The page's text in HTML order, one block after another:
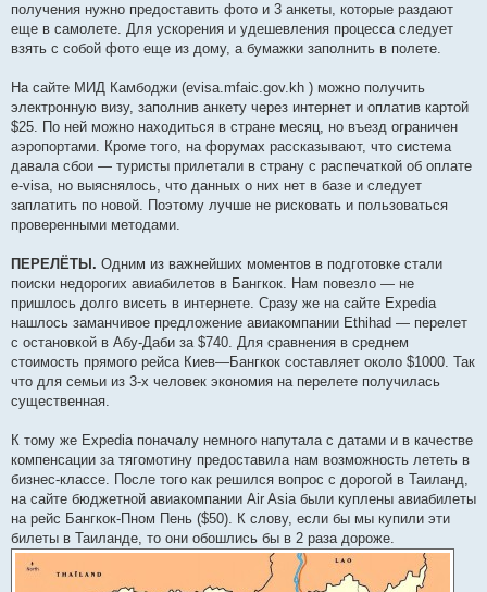
получения нужно предоставить фото и 3 анкеты, которые раздают
еще в самолете. Для ускорения и удешевления процесса следует
взять с собой фото еще из дому, а бумажки заполнить в полете.
На сайте МИД Камбоджи (evisa.mfaic.gov.kh ) можно получить
электронную визу, заполнив анкету через интернет и оплатив картой
$25. По ней можно находиться в стране месяц, но въезд ограничен
аэропортами. Кроме того, на форумах рассказывают, что система
давала сбои — туристы прилетали в страну с распечаткой об оплате
e-visa, но выяснялось, что данных о них нет в базе и следует
заплатить по новой. Поэтому лучше не рисковать и пользоваться
проверенными методами.
ПЕРЕЛЁТЫ. Одним из важнейших моментов в подготовке стали
поиски недорогих авиабилетов в Бангкок. Нам повезло — не
пришлось долго висеть в интернете. Сразу же на сайте Expedia
нашлось заманчивое предложение авиакомпании Ethihad — перелет
с остановкой в Абу-Даби за $740. Для сравнения в среднем
стоимость прямого рейса Киев—Бангкок составляет около $1000. Так
что для семьи из 3-х человек экономия на перелете получилась
существенная.
К тому же Expedia поначалу немного напутала с датами и в качестве
компенсации за тягомотину предоставила нам возможность лететь в
бизнес-классе. После того как решился вопрос с дорогой в Таиланд,
на сайте бюджетной авиакомпании Air Asia были куплены авиабилеты
на рейс Бангкок-Пном Пень ($50). К слову, если бы мы купили эти
билеты в Таиланде, то они обошлись бы в 2 раза дороже.